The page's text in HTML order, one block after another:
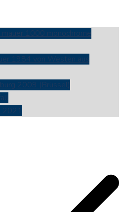
1000 monochrome
1984 von Westen aus
2009 (Brüssel)
2021